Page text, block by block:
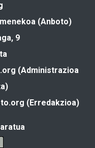
(Anboto)
9
(Administrazioa
(Erredakzioa)